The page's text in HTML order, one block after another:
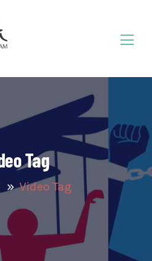
Tag
Video Tag